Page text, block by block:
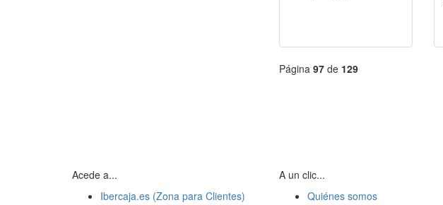
Página 97de 129
Acede a...
Ibercaja.es (Zona para Clientes)
A un clic...
Quiénes somos